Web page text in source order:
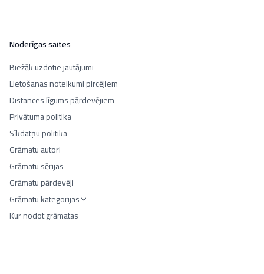
Noderīgas saites
Biežāk uzdotie jautājumi
Lietošanas noteikumi pircējiem
Distances līgums pārdevējiem
Privātuma politika
Sīkdatņu politika
Grāmatu autori
Grāmatu sērijas
Grāmatu pārdevēji
Grāmatu kategorijas
Kur nodot grāmatas